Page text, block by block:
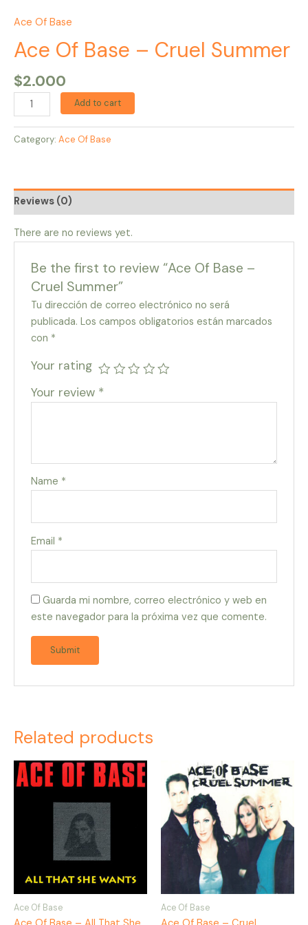
Ace Of Base
Ace Of Base – Cruel Summer
$2.000
Add to cart
Category: Ace Of Base
Reviews (0)
There are no reviews yet.
Be the first to review “Ace Of Base –
Cruel Summer”
Tu dirección de correo electrónico no será
publicada. Los campos obligatorios están marcados
con *
Your rating
Your review *
Name *
Email *
Guarda mi nombre, correo electrónico y web en
este navegador para la próxima vez que comente.
Related products
Ace Of Base Ace Of Base